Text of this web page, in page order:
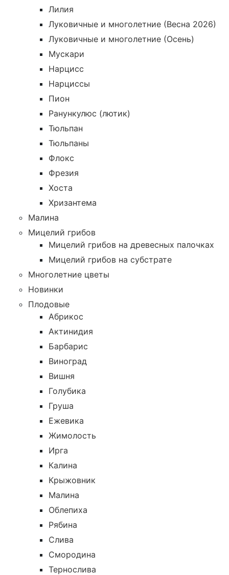
Лилия
Луковичные и многолетние (Весна 2026)
Луковичные и многолетние (Осень)
Мускари
Нарцисс
Нарциссы
Пион
Ранункулюс (лютик)
Тюльпан
Тюльпаны
Флокс
Фрезия
Хоста
Хризантема
Малина
Мицелий грибов
Мицелий грибов на древесных палочках
Мицелий грибов на субстрате
Многолетние цветы
Новинки
Плодовые
Абрикос
Актинидия
Барбарис
Виноград
Вишня
Голубика
Груша
Ежевика
Жимолость
Ирга
Калина
Крыжовник
Малина
Облепиха
Рябина
Слива
Смородина
Тернослива